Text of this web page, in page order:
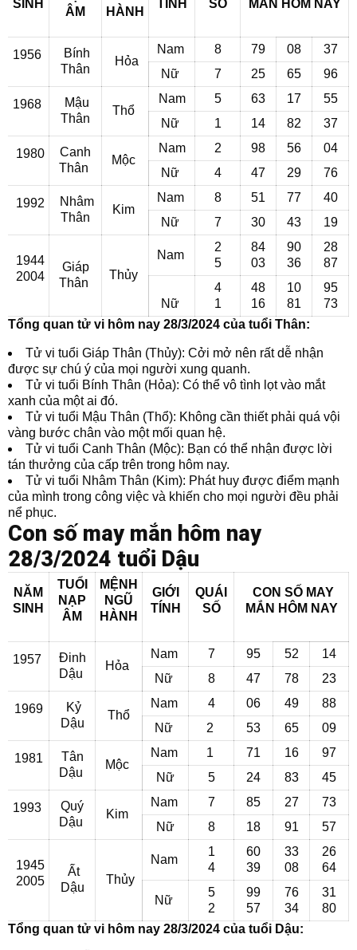
SINH
ÂM
HÀNH
TÍNH SỐ MẮN HÔM NAY
1956
Bính
Thân
Hỏa
Nam 8 79 08
37
Nữ
7 25 65 96
1968
Mậu
Thân
Thổ
Nam 5 63 17
55
Nữ
1 14 82 37
1980
Canh
Thân
Mộc
Nam 2 98 56
04
Nữ
4 47 29 76
1992
Nhâm
Thân
Kim
Nam 8 51 77
40
Nữ
7 30 43 19
1944
2004
Giáp
Thân
Thủy
Nam
2
5
84
03
90
36
28
87
Nữ
4
1
48
16
10
81
95
73
Tổng quan tử vi hôm nay 28/3/2024 của tuổi Thân:
Tử vi tuổi Giáp Thân (Thủy): Cởi mở nên rất dễ nhận
được sự chú ý của mọi người xung quanh.
Tử vi tuổi Bính Thân (Hỏa): Có thể vô tình lọt vào mắt
xanh của một ai đó.
Tử vi tuổi Mậu Thân (Thổ): Không cần thiết phải quá vội
vàng bước chân vào một mối quan hệ.
Tử vi tuổi Canh Thân (Mộc): Bạn có thể nhận được lời
tán thưởng của cấp trên trong hôm nay.
Tử vi tuổi Nhâm Thân (Kim): Phát huy được điểm mạnh
của mình trong công việc và khiến cho mọi người đều phải
nể phục.
Con số may mắn hôm nay
28/3/2024 tuổi Dậu
NĂM
SINH
TUỔI
NẠP
ÂM
MỆNH
NGŨ
HÀNH
GIỚI
TÍNH
QUÁI
SỐ
CON SỐ MAY
MẮN HÔM NAY
1957
Đinh
Dậu
Hỏa
Nam 7 95 52
14
Nữ
8 47 78 23
1969
Kỷ
Dậu
Thổ
Nam 4 06 49
88
Nữ
2 53 65 09
1981
Tân
Dậu
Mộc
Nam 1 71 16
97
Nữ
5 24 83 45
1993
Quý
Dậu
Kim
Nam 7 85 27
73
Nữ
8 18 91 57
1945
2005
Ất
Dậu
Thủy
Nam
1
4
60
39
33
08
26
64
Nữ
5
2
99
57
76
34
31
80
Tổng quan tử vi hôm nay 28/3/2024 của tuổi Dậu: